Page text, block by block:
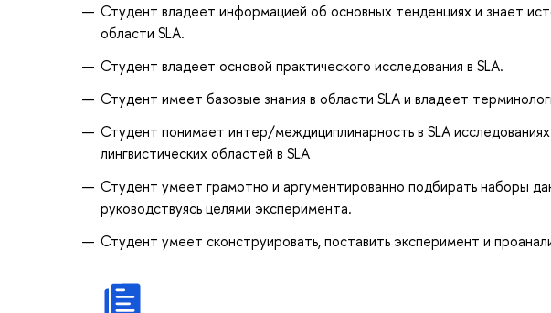
Студент владеет информацией об основных тенденциях и знает
области SLA.
Студент владеет основой практического исследования в SLA.
Студент имеет базовые знания в области SLA и владеет
Студент понимает интер/междициплинарность в SLA
лингвистических областей в SLA
Студент умеет грамотно и аргументированно подбирать наборы
руководствуясь целями эксперимента.
Студент умеет сконструировать, поставить эксперимент и